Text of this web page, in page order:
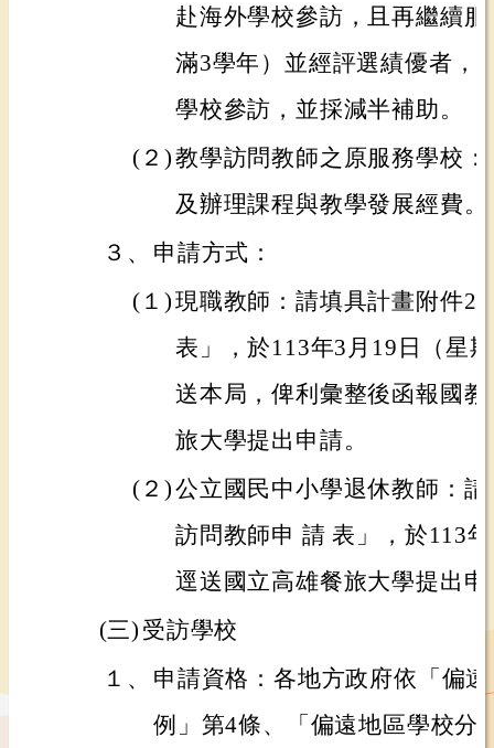
赴海外學校參訪，且再繼續
滿3學年）並經評選績優者，
學校參訪，並採減半補助。
(２)教學訪問教師之原服務學校
及辦理課程與教學發展經費。
３、
申請方式：
(１)現職教師：請填具計畫附件2
表」，於113年3月19日（星
送本局，俾利彙整後函報國
旅大學提出申請。
(２)公立國民中小學退休教師：
訪問教師申 請 表」，於113
逕送國立高雄餐旅大學提出申
(三) 受訪學校
１、
申請資格：各地方政府依「偏
例」第4條、「偏遠地區學校分